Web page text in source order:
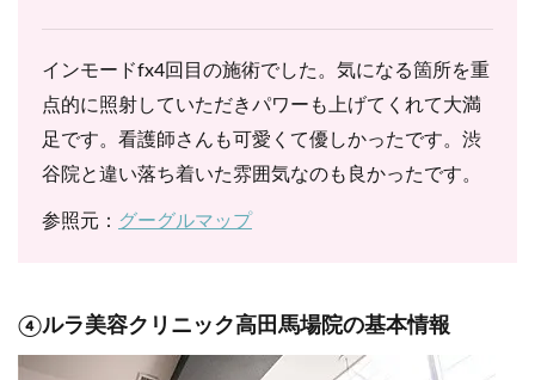
インモードfx4回目の施術でした。気になる箇所を重
点的に照射していただきパワーも上げてくれて大満
足です。看護師さんも可愛くて優しかったです。渋
谷院と違い落ち着いた雰囲気なのも良かったです。
参照元： グーグルマップ
④ルラ美容クリニック高田馬場院の基本情報